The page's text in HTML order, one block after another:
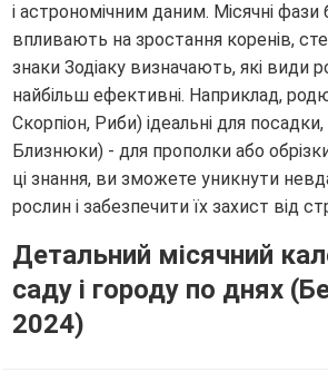
і астрономічним даним. Місячні
впливають на зростання коренів,
знаки Зодіаку визначають, які види
найбільш ефективні. Наприклад,
Скорпіон, Риби) ідеальні для
Близнюки) - для прополки або
ці знання, ви зможете уникнути
рослин і забезпечити їх захист від
Детальний місячний
саду і городу по днях
2024)